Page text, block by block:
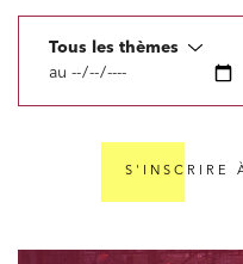
Tous les thèmes
au
S'INSCRIRE